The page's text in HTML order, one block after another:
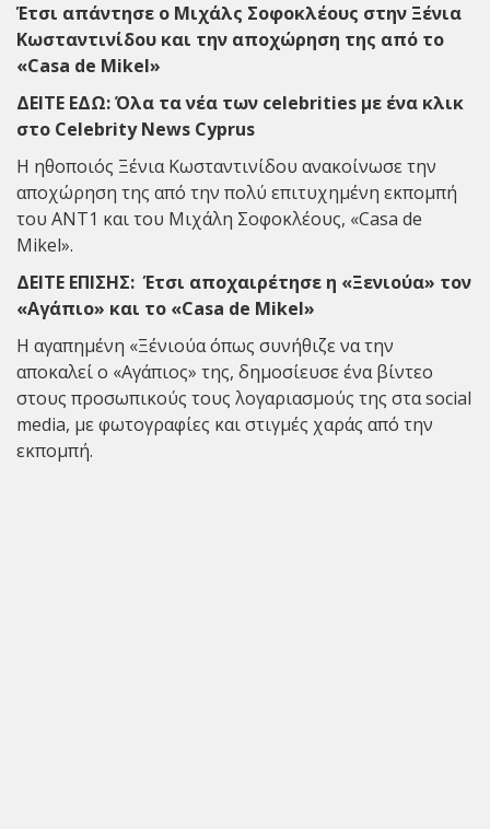
Έτσι απάντησε ο Μιχάλς Σοφοκλέους στην Ξένια
Κωσταντινίδου και την αποχώρηση της από το
«Casa de Mikel»
ΔΕΙΤΕ ΕΔΩ:Όλα τα νέα των celebrities με ένα κλικ
στο Celebrity News Cyprus
Η ηθοποιός Ξένια Κωσταντινίδου ανακοίνωσε την
αποχώρηση της από την πολύ επιτυχημένη εκπομπή
του ΑΝΤ1 και του Μιχάλη Σοφοκλέους, «Casa de
Mikel».
ΔΕΙΤΕ ΕΠΙΣΗΣ: Έτσι αποχαιρέτησε η «Ξενιούα» τον
«Αγάπιο» και το «Casa de Mikel»
Η αγαπημένη «Ξένιούα όπως συνήθιζε να την
αποκαλεί ο «Αγάπιος» της, δημοσίευσε ένα βίντεο
στους προσωπικούς τους λογαριασμούς της στα social
media, με φωτογραφίες και στιγμές χαράς από την
εκπομπή.